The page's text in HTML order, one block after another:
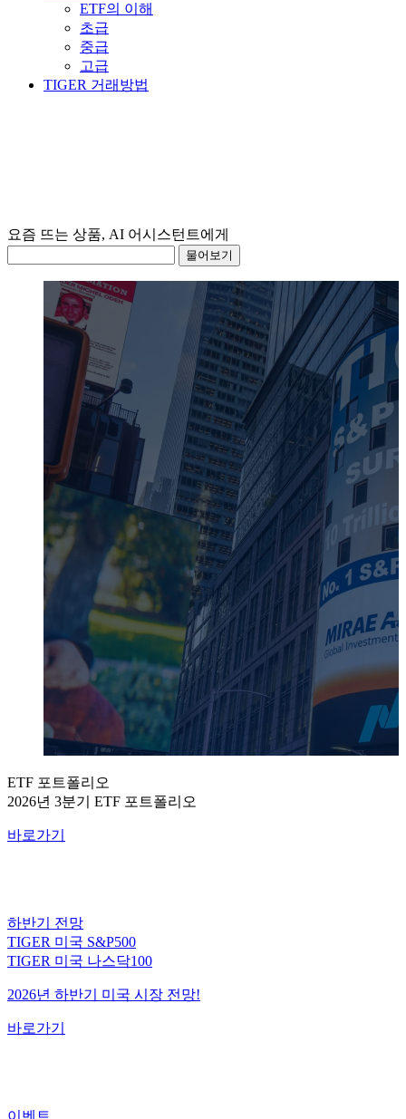
ETF의 이해
초급
중급
고급
TIGER 거래방법
요즘 뜨는 상품, AI 어시스턴트에게 물어보
물어보기
ETF 포트폴리오
2026년 3분기 ETF 포트폴리오
바로가기
하반기 전망
TIGER 미국 S&P500
TIGER 미국 나스닥100
2026년 하반기 미국 시장 전망!
바로가기
이벤트